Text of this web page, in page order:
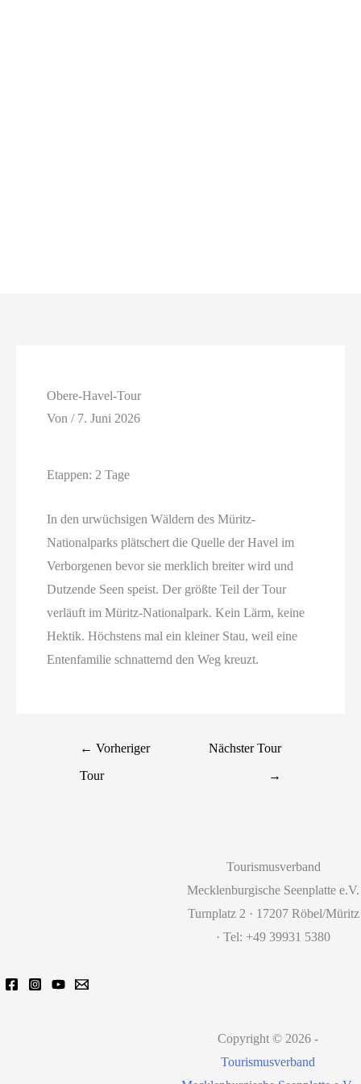
Obere-Havel-Tour
Von/ 7. Juni 2026
Etappen: 2 Tage
In den urwüchsigen Wäldern des Müritz-
Nationalparks plätschert die Quelle der Havel im
Verborgenen bevor sie merklich breiter wird und
Dutzende Seen speist. Der größte Teil der Tour
verläuft im Müritz-Nationalpark. Kein Lärm, keine
Hektik. Höchstens mal ein kleiner Stau, weil eine
Entenfamilie schnatternd den Weg kreuzt.
← Vorheriger
Tour
Nächster Tour
→
Tourismusverband
Mecklenburgische Seenplatte e.V.
Turnplatz 2 · 17207 Röbel/Müritz
· Tel: +49 39931 5380
Copyright © 2026 -
Tourismusverband